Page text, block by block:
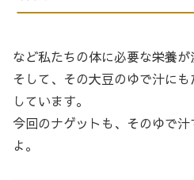
など私たちの体に必要な栄養が
そして、その大豆のゆで汁に
しています。
今回のナゲットも、そのゆで
よ。